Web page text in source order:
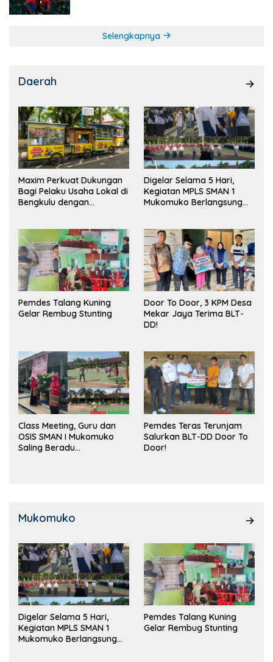
Selengkapnya
Daerah
Maxim Perkuat Dukungan
Bagi Pelaku Usaha Lokal di
Bengkulu dengan
Pasar
Digelar Selama 5 Hari,
Kegiatan MPLS SMAN 1
Mukomuko Berlangsung
Pemdes Talang Kuning
Gelar Rembug Stunting
Door To Door, 3 KPM Desa
Mekar Jaya Terima BLT-
DD!
Class Meeting, Guru dan
OSIS SMAN I Mukomuko
Saling Beradu
Pemdes Teras Terunjam
Salurkan BLT-DD Door To
Door!
Mukomuko
Digelar Selama 5 Hari,
Kegiatan MPLS SMAN 1
Mukomuko Berlangsung
Pemdes Talang Kuning
Gelar Rembug Stunting